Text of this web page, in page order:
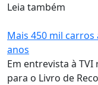
Leia também
Mais 450 mil
anos
Em entrevista à
para o Livro de